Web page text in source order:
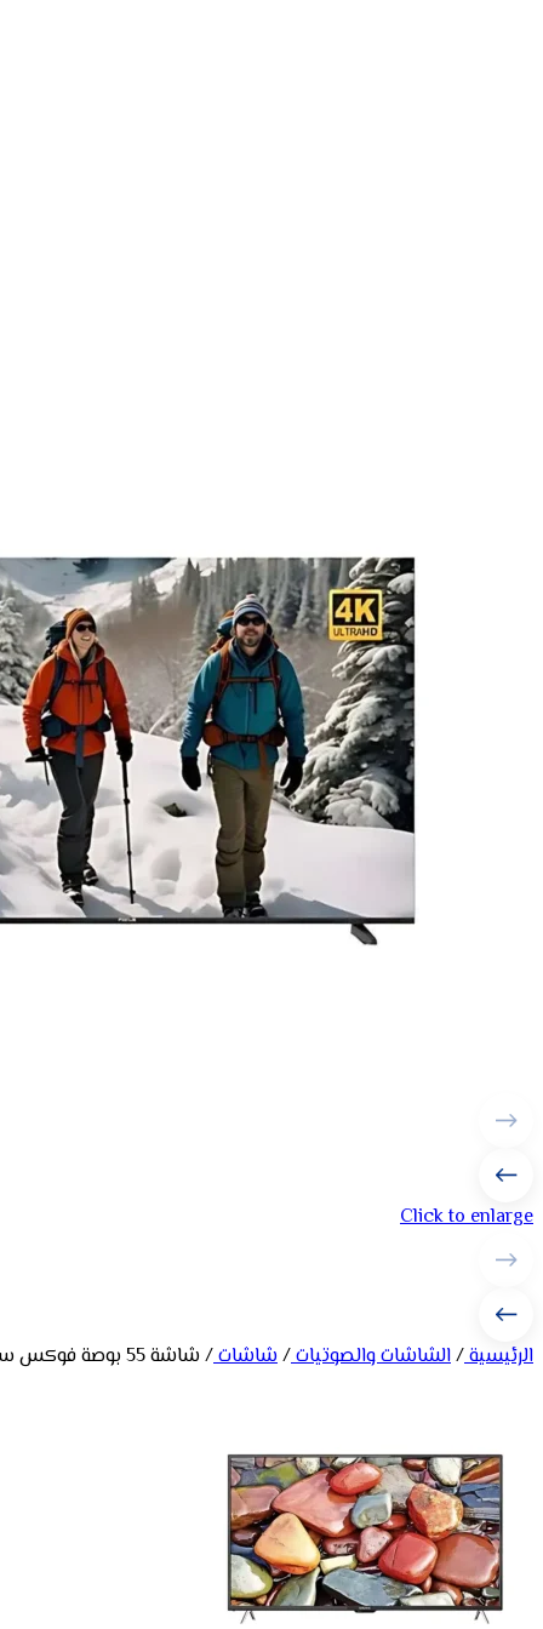
Click to enlarge
الرئيسية/الشاشات والصوتيات/شاشات/شاشة 55 بوصة فوكس سمارت WebOS – LED – 4K UHD -أسود FS55WB